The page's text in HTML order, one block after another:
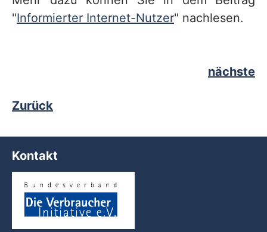
"Informierter Internet-Nutzer" nachlesen.
nächste
Zurück
Kontakt